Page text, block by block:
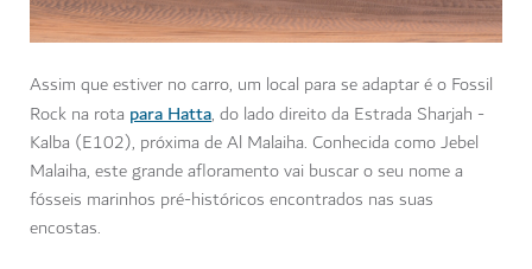
Assim que estiver no carro, um local para se adaptar é o Fossil
Rock na rota para Hatta, do lado direito da Estrada Sharjah -
Kalba (E102), próxima de Al Malaiha. Conhecida como Jebel
Malaiha, este grande afloramento vai buscar o seu nome a
fósseis marinhos pré-históricos encontrados nas suas
encostas.